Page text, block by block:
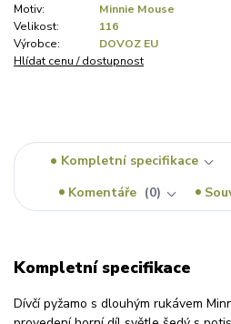
Motiv:
Minnie Mouse
Velikost:
116
Výrobce:
DOVOZ EU
Hlídat cenu / dostupnost
Kompletní specifikace
Komentáře
0
Kompletní specifikace
Dívčí pyžamo s dlouhým rukávem